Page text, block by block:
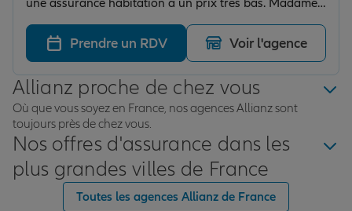
une assurance habitation a un prix tres bas. Madame
Siham est tres professionnelle et tres aimable. Je
donne plus que 5 etoiles
Prendre un RDV Voir l'agence
Allianz proche de chez vous
Où que vous soyez en France, nos agences Allianz sont
toujours près de chez vous.
Nos offres d'assurance dans les
plus grandes villes de France
Toutes les agences Allianz de France